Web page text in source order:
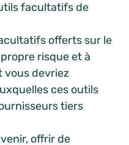
facultatifs de
offerts sur le
risque et à
vous devriez
ces outils
tiers
offrir de